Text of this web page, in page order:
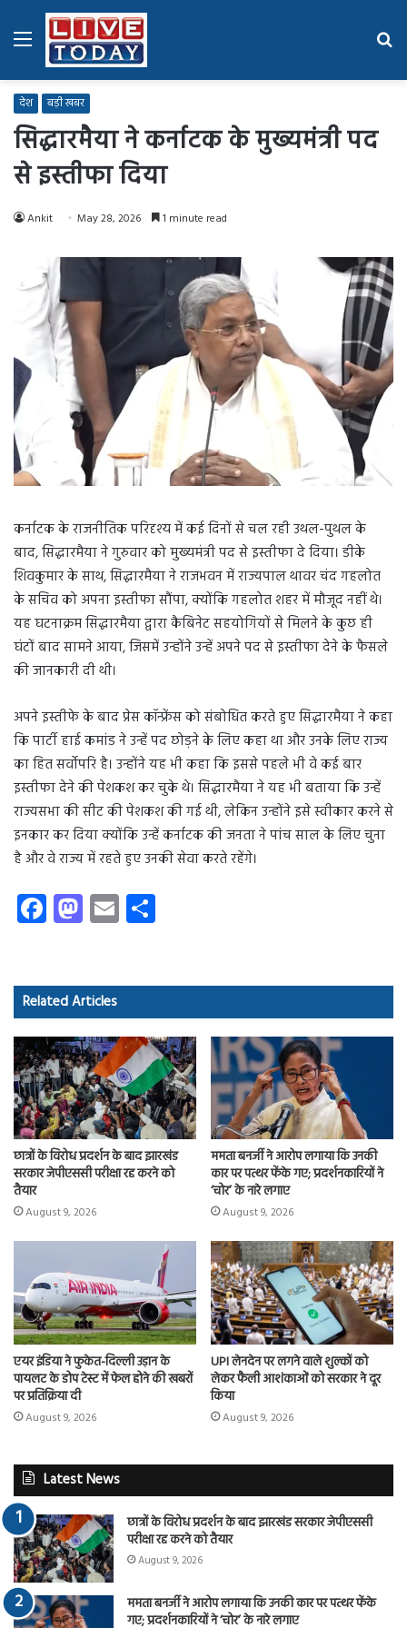
Menu
देश बड़ी खबर
सिद्धारमैया ने कर्नाटक के मुख्यमंत्री पद
से इस्तीफा दिया
Ankit May 28, 2026 1 minute read
कर्नाटक के राजनीतिक परिदृश्य में कई दिनों से चल रही उथल-पुथल के
बाद, सिद्धारमैया ने गुरुवार को मुख्यमंत्री पद से इस्तीफा दे दिया। डीके
शिवकुमार के साथ, सिद्धारमैया ने राजभवन में राज्यपाल थावर चंद गहलोत
के सचिव को अपना इस्तीफा सौंपा, क्योंकि गहलोत शहर में मौजूद नहीं थे।
यह घटनाक्रम सिद्धारमैया द्वारा कैबिनेट सहयोगियों से मिलने के कुछ ही
घंटों बाद सामने आया, जिसमें उन्होंने उन्हें अपने पद से इस्तीफा देने के फैसले
की जानकारी दी थी।
अपने इस्तीफे के बाद प्रेस कॉन्फ्रेंस को संबोधित करते हुए सिद्धारमैया ने कहा
कि पार्टी हाई कमांड ने उन्हें पद छोड़ने के लिए कहा था और उनके लिए राज्य
का हित सर्वोपरि है। उन्होंने यह भी कहा कि इससे पहले भी वे कई बार
इस्तीफा देने की पेशकश कर चुके थे। सिद्धारमैया ने यह भी बताया कि उन्हें
राज्यसभा की सीट की पेशकश की गई थी, लेकिन उन्होंने इसे स्वीकार करने से
इनकार कर दिया क्योंकि उन्हें कर्नाटक की जनता ने पांच साल के लिए चुना
है और वे राज्य में रहते हुए उनकी सेवा करते रहेंगे।
Fa
ce
o
ok
M
as
d
o
n
E
m
Related Articles
छात्रों के विरोध प्रदर्शन के बाद झारखंड
सरकार जेपीएससी परीक्षा रद्द करने को
तैयार
August 9, 2026
ममता बनर्जी ने आरोप लगाया कि उनकी
कार पर पत्थर फेंके गए; प्रदर्शनकारियों ने
‘चोर’ के नारे लगाए
August 9, 2026
एयर इंडिया ने फुकेत-दिल्ली उड़ान के
पायलट के डोप टेस्ट में फेल होने की खबरों
पर प्रतिक्रिया दी
August 9, 2026
UPI लेनदेन पर लगने वाले शुल्कों को
लेकर फैली आशंकाओं को सरकार ने दूर
किया
August 9, 2026
Latest News
छात्रों के विरोध प्रदर्शन के बाद झारखंड सरकार जेपीएससी
परीक्षा रद्द करने को तैयार
August 9, 2026
ममता बनर्जी ने आरोप लगाया कि उनकी कार पर पत्थर फेंके
गए; प्रदर्शनकारियों ने ‘चोर’ के नारे लगाए